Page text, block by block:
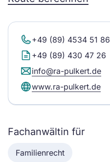
+49 (89) 4534 51 86
+49 (89) 430 47 26
info@ra-pulkert.de
www.ra-pulkert.de
Fachanwältin für
Familienrecht